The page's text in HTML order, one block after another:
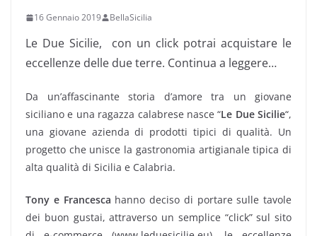
16 Gennaio 2019 BellaSicilia
Le Due Sicilie, con un click potrai acquistare le
eccellenze delle due terre. Continua a leggere…
Da un’affascinante storia d’amore tra un giovane
siciliano e una ragazza calabrese nasce “Le Due Sicilie“,
una giovane azienda di prodotti tipici di qualità. Un
progetto che unisce la gastronomia artigianale tipica di
alta qualità di Sicilia e Calabria.
Tony e Francesca hanno deciso di portare sulle tavole
dei buon gustai, attraverso un semplice “click” sul sito